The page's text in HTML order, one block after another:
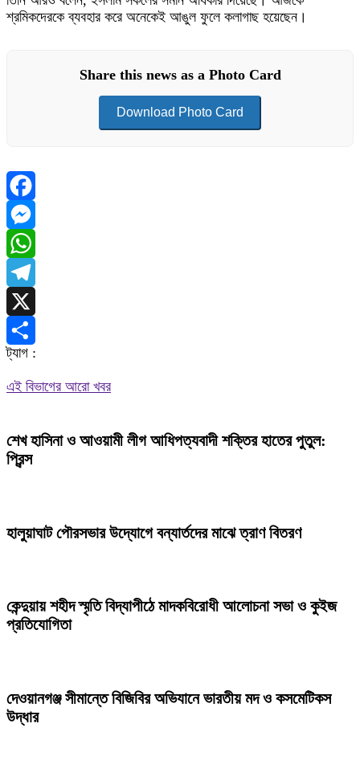
শ্রমিকদেরকে ব্যবহার করে অনেকেই আঙুল ফুলে কলাগাছ হয়েছেন।
Share this news as a Photo Card
Download Photo Card
Facebook
Messenger
WhatsApp
Telegram
X
Share
ট্যাগ :
এই বিভাগের আরো খবর
শেখ হাসিনা ও আওয়ামী লীগ আধিপত্যবাদী শক্তির হাতের পুতুল:
প্রিন্স
হালুয়াঘাট পৌরসভার উদ্যোগে বন্যার্তদের মাঝে ত্রাণ বিতরণ
কেন্দুয়ায় শহীদ স্মৃতি বিদ্যাপীঠে মাদকবিরোধী আলোচনা সভা ও কুইজ
প্রতিযোগিতা
দেওয়ানগঞ্জ সীমান্তে বিজিবির অভিযানে ভারতীয় মদ ও কসমেটিকস
উদ্ধার